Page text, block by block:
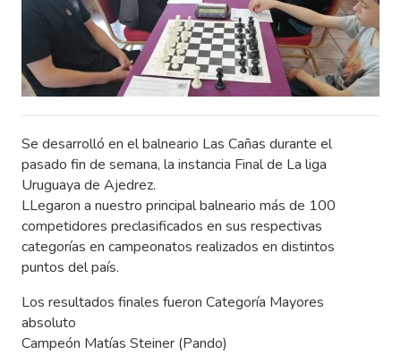
Se desarrolló en el balneario Las Cañas durante el
pasado fin de semana, la instancia Final de La liga
Uruguaya de Ajedrez.
LLegaron a nuestro principal balneario más de 100
competidores preclasificados en sus respectivas
categorías en campeonatos realizados en distintos
puntos del país.
Los resultados finales fueron Categoría Mayores
absoluto
Campeón Matías Steiner (Pando)